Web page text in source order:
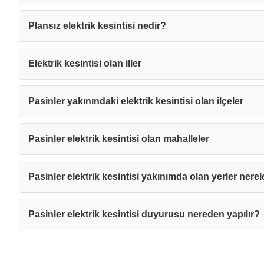
Plansız elektrik kesintisi nedir?
Elektrik kesintisi olan iller
Pasinler yakınındaki elektrik kesintisi olan ilçeler
Pasinler elektrik kesintisi olan mahalleler
Pasinler elektrik kesintisi yakınımda olan yerler
Pasinler elektrik kesintisi duyurusu nereden yapılır?